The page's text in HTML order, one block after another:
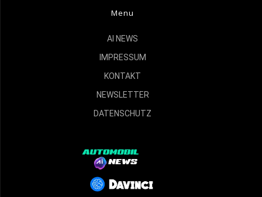
Menu
AI NEWS
IMPRESSUM
KONTAKT
NEWSLETTER
DATENSCHUTZ